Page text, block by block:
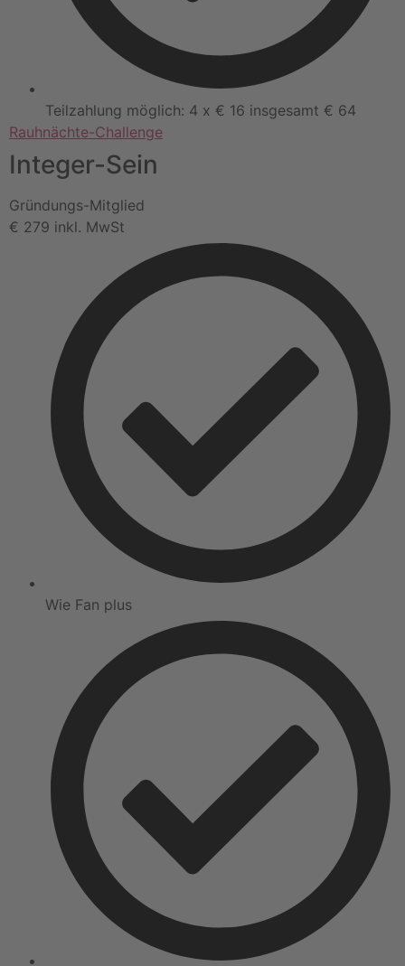
Teilzahlung möglich: 4 x € 16 insgesamt € 64
Rauhnächte-Challenge
Integer-Sein
Gründungs-Mitglied
€ 279 inkl. MwSt
Wie Fan plus